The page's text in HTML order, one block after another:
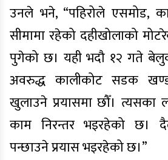
उनले भने, “पहिरोले एसमोड,
सीमामा रहेको दहीखोलाको
पुगेको छ। यही भदौ १२ गते
अवरुद्ध कालीकोट सडक
खुलाउने प्रयासमा छौँ। त्यसका
काम निरन्तर भइरहेको छ।
पन्छाउने प्रयास भइरहेको छ।”